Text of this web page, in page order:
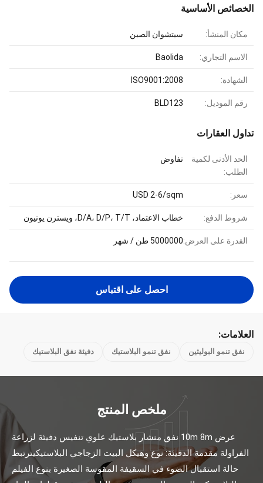
الخصائص الأساسية
مكان المنشأ: سيتشوان الصين
الاسم التجاري: Baolida
الشهادة: ISO9001:2008
رقم الموديل: BLD123
تداول العقارات
الحد الأدنى لكمية
الطلب:
تفاوض
سعر: USD 2-6/sqm
شروط الدفع: خطاب الاعتماد، D/A، D/P، T/T، ويسترن يونيون
القدرة على العرض:5000000 طن / شهر
احصل على اقتباس
العلامات:
نفق تنمو البوليثين نفق تنمو البلاستيك دفيئة نفق البلاستيك
ملخص المنتج